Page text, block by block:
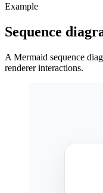
Example
Sequence
A Mermaid sequence
renderer interactions.